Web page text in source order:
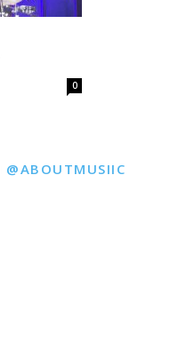
0
@ABOUTMUSIIC